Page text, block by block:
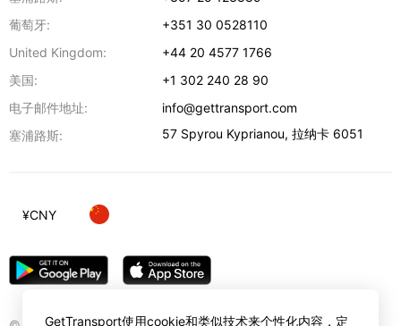
葡萄牙:
+351 30 0528110
United Kingdom:
+44 20 4577 1766
美国:
+1 302 240 28 90
电子邮件地址:
info@gettransport.com
塞浦路斯:
57 Spyrou Kyprianou,拉纳卡 6051
¥CNY
GetTransport使用cookie和类似技术来个性化内容，定